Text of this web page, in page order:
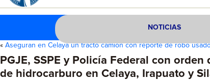
NOTICIAS
« Aseguran en Celaya un tracto camión con reporte de robo
PGJE, SSPE y Policía Federal con
de hidrocarburo en Celaya, Irapuato y